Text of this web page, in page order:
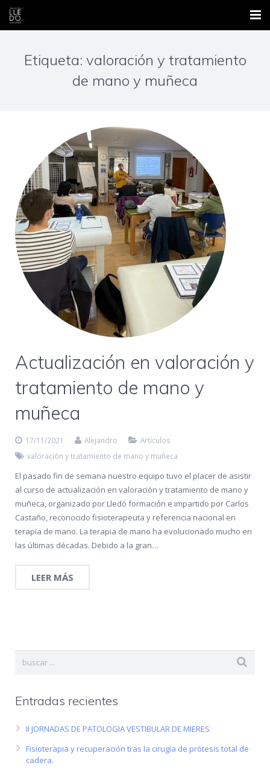
Nosotros
Formación
Blog
Etiqueta: valoración y tratamiento
de mano y muñeca
Actualización en valoración y
tratamiento de mano y
muñeca
17/11/2021 Alejandro
Artículos
valoración y tratamiento de mano y muñeca
El pasado fin de semana nuestro equipo tuvo el placer de asistir
al curso de actualización en valoración y tratamiento de mano y
muñeca, organizado por Lledó formación e impartido por Carlos
Castaño, reconocido fisioterapeuta y referencia nacional en
terapia de mano. La terapia de mano ha evolucionado mucho en
las últimas décadas. Debido a la gran…
LEER MÁS
Entradas recientes
II JORNADAS DE PATOLOGIA VESTIBULAR DE MIERES
Fisioterapia y recuperación tras la cirugía de prótesis total de
cadera.